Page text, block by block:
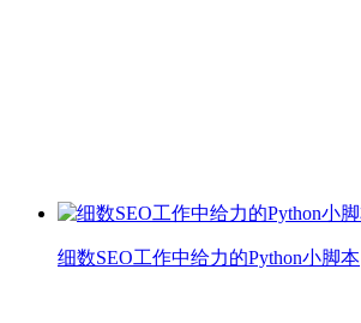
细数SEO工作中给力的Python小脚本